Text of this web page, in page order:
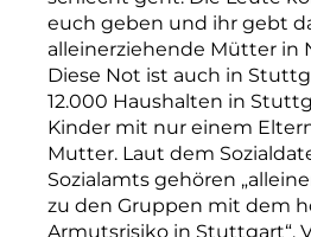
euch geben und ihr gebt
alleinerziehende Mütter in
Diese Not ist auch in
12.000 Haushalten in
Kinder mit nur einem
Mutter. Laut dem
Sozialamts gehören
zu den Gruppen mit dem
Armutsrisiko in Stuttgart“.